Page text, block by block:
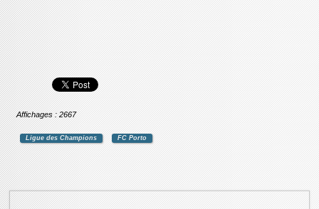
Affichages : 2667
Ligue des Champions FC Porto